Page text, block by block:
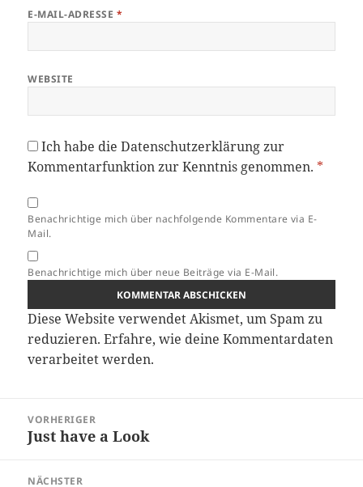
E-MAIL-ADRESSE *
WEBSITE
Ich habe dieDatenschutzerklärungzur
Kommentarfunktion zur Kenntnis genommen. *
Benachrichtige mich über nachfolgende Kommentare via E-
Mail.
Benachrichtige mich über neue Beiträge via E-Mail.
Diese Website verwendet Akismet, um Spam zu
reduzieren.Erfahre, wie deine Kommentardaten
verarbeitet werden.
VORHERIGER
Vorheriger
Just have a Look
NÄCHSTER